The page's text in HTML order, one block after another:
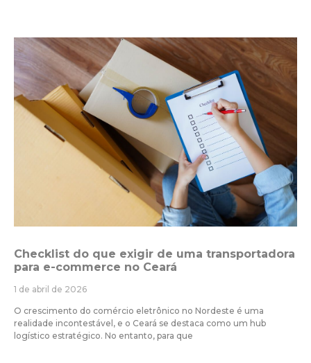
Checklist do que exigir de uma transportadora
para e-commerce no Ceará
1 de abril de 2026
O crescimento do comércio eletrônico no Nordeste é uma
realidade incontestável, e o Ceará se destaca como um hub
logístico estratégico. No entanto, para que